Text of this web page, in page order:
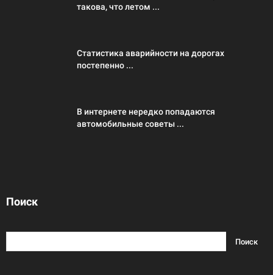
такова, что летом ...
Статистика аварийности на дорогах
постепенно ...
В интернете нередко попадаются
автомобильные советы ...
Поиск